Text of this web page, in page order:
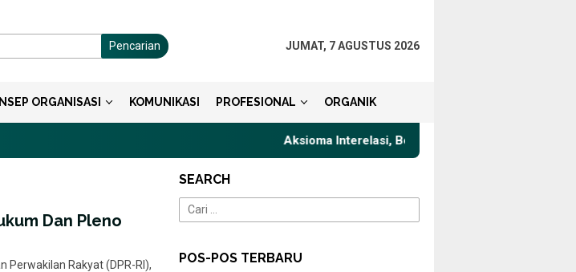
Pencarian JUMAT, 7 AGUSTUS 2026
ORGANISASI KOMUNIKASI PROFESIONAL ORGANIK
Aksioma Interelasi, Belajar Privat Gaya Komunikasi
Dan Pleno
Perwakilan Rakyat (DPR-RI),
SEARCH
Cari
untuk:
POS-POS TERBARU